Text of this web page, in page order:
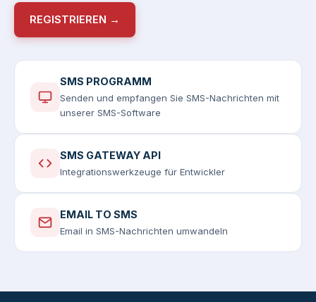
REGISTRIEREN →
SMS PROGRAMM
Senden und empfangen Sie SMS-Nachrichten mit
unserer SMS-Software
SMS GATEWAY API
Integrationswerkzeuge für Entwickler
EMAIL TO SMS
Email in SMS-Nachrichten umwandeln